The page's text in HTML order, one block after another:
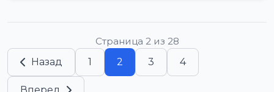
Страница 2 из 28
Назад
1 2 3 4